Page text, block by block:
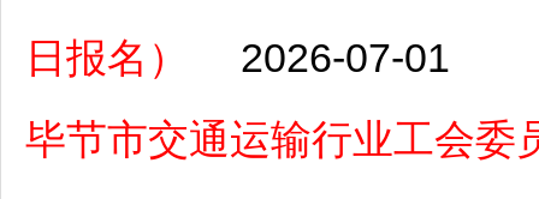
日报名）
2026-07-01
毕节市交通运输行业工会委